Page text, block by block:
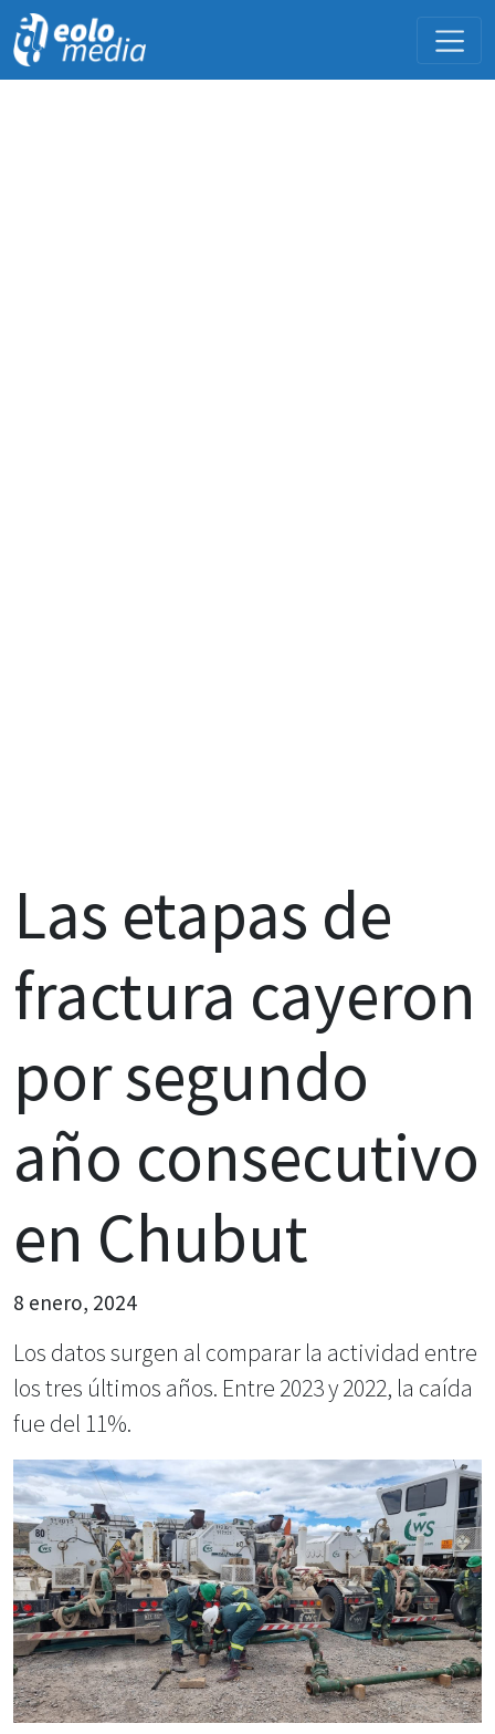
Las etapas de
fractura cayeron
por segundo
año consecutivo
en Chubut
8 enero, 2024
Los datos surgen al comparar la actividad entre
los tres últimos años. Entre 2023 y 2022, la caída
fue del 11%.